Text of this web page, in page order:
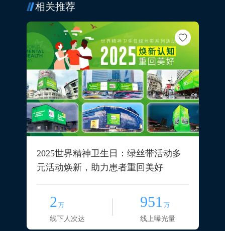
相关推荐
2025世界精神卫生日：绿丝带活动多
元活动焕新，助力患者重回美好
2 万
线下人次达
951 万
线上曝光量